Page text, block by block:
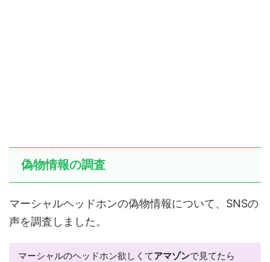
偽物情報の調査
マーシャルヘッドホンの偽物情報について、SNSの
声を調査しました。
マーシャルのヘッドホン欲しくてアマゾンで見てたら